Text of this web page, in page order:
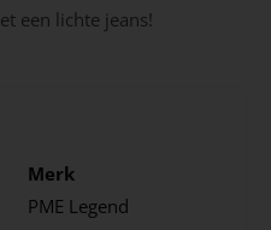
een lichte jeans!
Merk
PME Legend